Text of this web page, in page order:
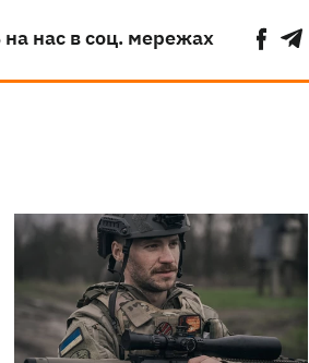
на нас в соц. мережах